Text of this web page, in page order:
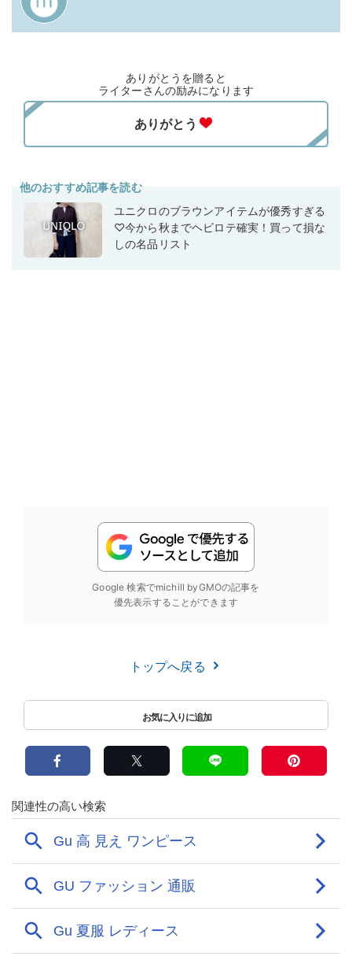
ありがとうを贈ると
ライターさんの励みになります
他のおすすめ記事を読む
ユニクロのブラウンアイテムが優秀すぎる
♡今から秋までヘビロテ確実！買って損な
しの名品リスト
Google 検索でmichill byGMOの記事を
優先表示することができます
トップへ戻る